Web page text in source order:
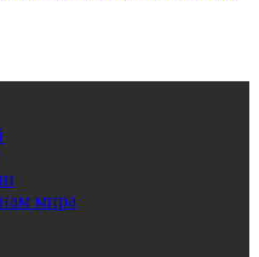
мира